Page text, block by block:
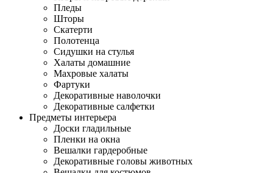
Пледы
Шторы
Скатерти
Полотенца
Сидушки на стулья
Халаты домашние
Махровые халаты
Фартуки
Декоративные наволочки
Декоративные салфетки
Предметы интерьера
Доски гладильные
Пленки на окна
Вешалки гардеробные
Декоративные головы животных